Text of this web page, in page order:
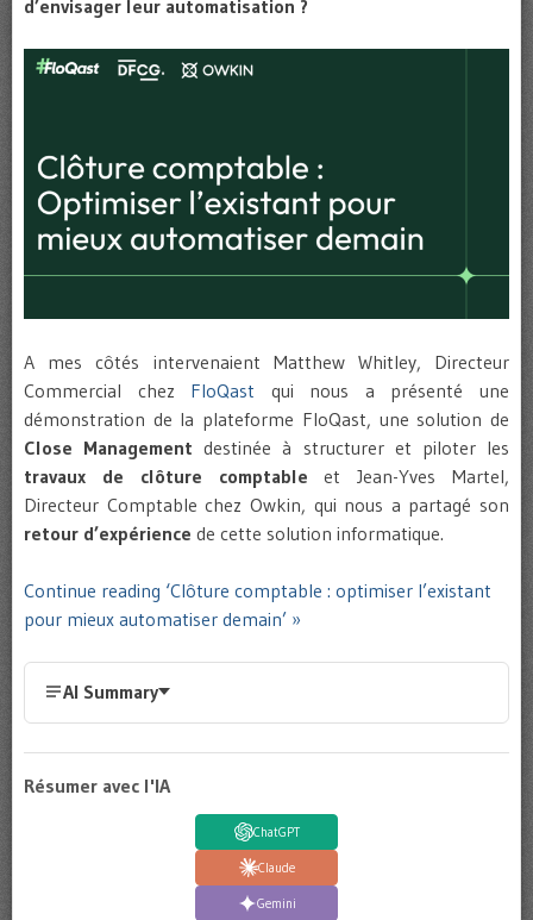
d’envisager leur automatisation ?
A mes côtés intervenaient Matthew Whitley, Directeur
Commercial chez FloQast qui nous a présenté une
démonstration de la plateforme FloQast, une solution de
Close Management destinée à structurer et piloter les
travaux de clôture comptable et Jean-Yves Martel,
Directeur Comptable chez Owkin, qui nous a partagé son
retour d’expérience de cette solution informatique.
Continue reading ‘Clôture comptable : optimiser l’existant
pour mieux automatiser demain’ »
AI Summary
Résumer avec l'IA
ChatGPT
Claude
Gemini